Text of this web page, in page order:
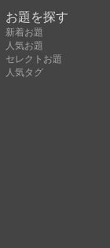
お題を探す
新着お題
人気お題
セレクトお題
人気タグ